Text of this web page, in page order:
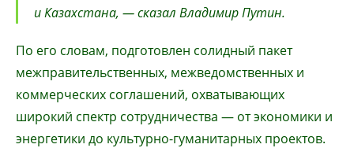
и Казахстана, — сказал Владимир Путин.
По его словам, подготовлен солидный пакет
межправительственных, межведомственных и
коммерческих соглашений, охватывающих
широкий спектр сотрудничества — от экономики и
энергетики до культурно-гуманитарных проектов.